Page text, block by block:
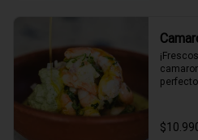
*El
en su
que le